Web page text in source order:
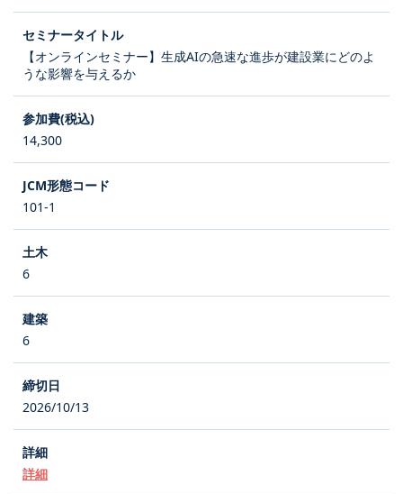
【オンラインセミナー】生成AIの急速な進歩が建設業にどのよ
うな影響を与えるか
14,300
101-1
6
6
2026/10/13
詳細